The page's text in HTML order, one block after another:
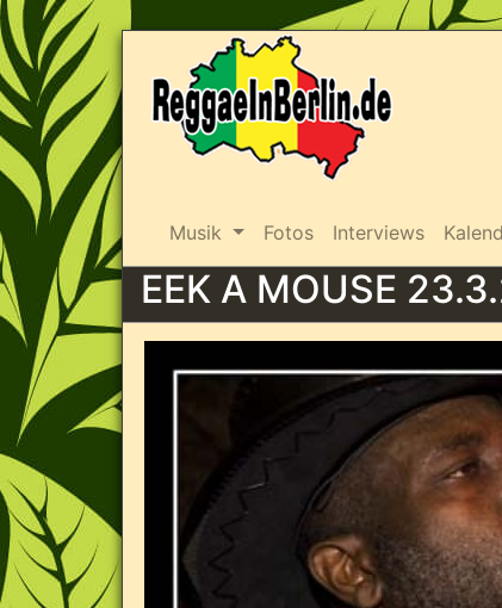
Musik Fotos Interviews
EEK A MOUSE